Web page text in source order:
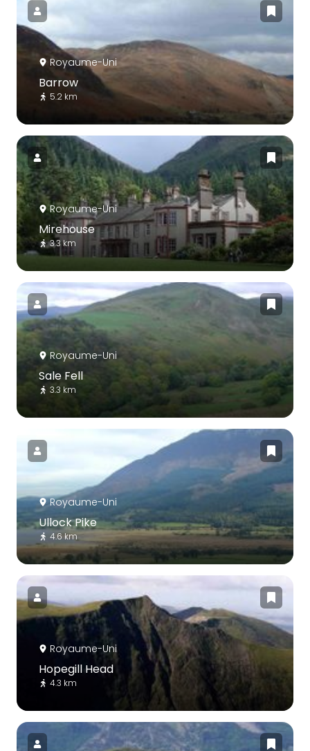
Royaume-Uni
Barrow
5.2 km
Royaume-Uni
Mirehouse
3.3 km
Royaume-Uni
Sale Fell
3.3 km
Royaume-Uni
Ullock Pike
4.6 km
Royaume-Uni
Hopegill Head
4.3 km